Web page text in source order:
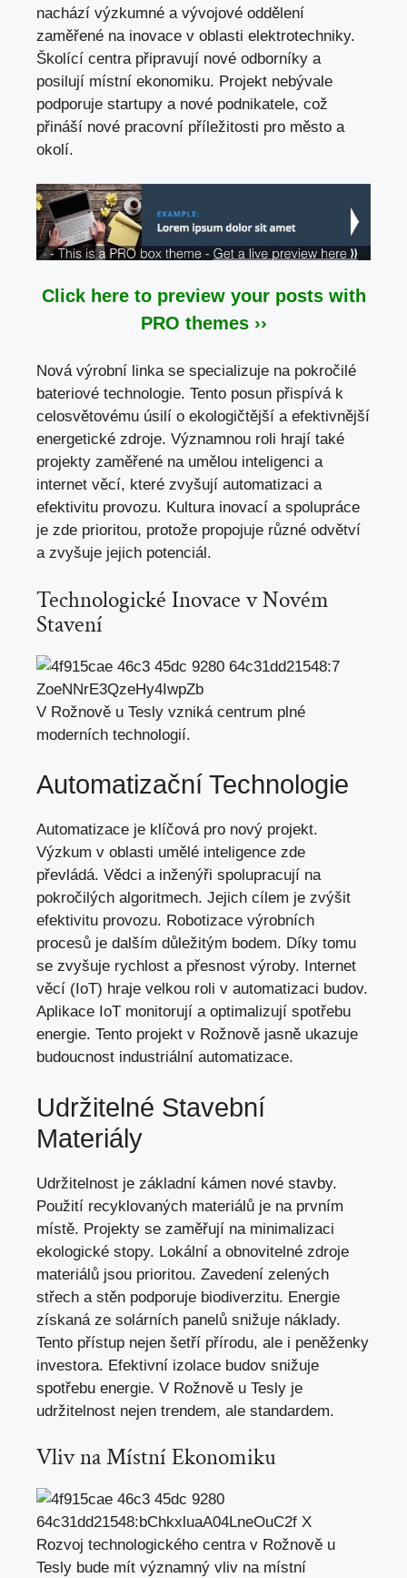
nachází výzkumné a vývojové oddělení
zaměřené na inovace v oblasti elektrotechniky.
Školící centra připravují nové odborníky a
posilují místní ekonomiku. Projekt nebývale
podporuje startupy a nové podnikatele, což
přináší nové pracovní příležitosti pro město a
okolí.
Click here to preview your posts with
PRO themes ››
Nová výrobní linka se specializuje na pokročilé
bateriové technologie. Tento posun přispívá k
celosvětovému úsilí o ekologičtější a efektivnější
energetické zdroje. Významnou roli hrají také
projekty zaměřené na umělou inteligenci a
internet věcí, které zvyšují automatizaci a
efektivitu provozu. Kultura inovací a spolupráce
je zde prioritou, protože propojuje různé odvětví
a zvyšuje jejich potenciál.
Technologické Inovace v Novém
Stavení
V Rožnově u Tesly vzniká centrum plné
moderních technologií.
Automatizační Technologie
Automatizace je klíčová pro nový projekt.
Výzkum v oblasti umělé inteligence zde
převládá. Vědci a inženýři spolupracují na
pokročilých algoritmech. Jejich cílem je zvýšit
efektivitu provozu. Robotizace výrobních
procesů je dalším důležitým bodem. Díky tomu
se zvyšuje rychlost a přesnost výroby. Internet
věcí (IoT) hraje velkou roli v automatizaci budov.
Aplikace IoT monitorují a optimalizují spotřebu
energie. Tento projekt v Rožnově jasně ukazuje
budoucnost industriální automatizace.
Udržitelné Stavební
Materiály
Udržitelnost je základní kámen nové stavby.
Použití recyklovaných materiálů je na prvním
místě. Projekty se zaměřují na minimalizaci
ekologické stopy. Lokální a obnovitelné zdroje
materiálů jsou prioritou. Zavedení zelených
střech a stěn podporuje biodiverzitu. Energie
získaná ze solárních panelů snižuje náklady.
Tento přístup nejen šetří přírodu, ale i peněženky
investora. Efektivní izolace budov snižuje
spotřebu energie. V Rožnově u Tesly je
udržitelnost nejen trendem, ale standardem.
Vliv na Místní Ekonomiku
Rozvoj technologického centra v Rožnově u
Tesly bude mít významný vliv na místní